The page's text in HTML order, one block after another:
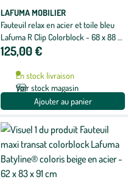
LAFUMA MOBILIER
Fauteuil relax en acier et toile bleu
Lafuma R Clip Colorblock - 68 x 88 x
115 cm
125,00 €
En stock livraison
Voir stock magasin
Ajouter au panier